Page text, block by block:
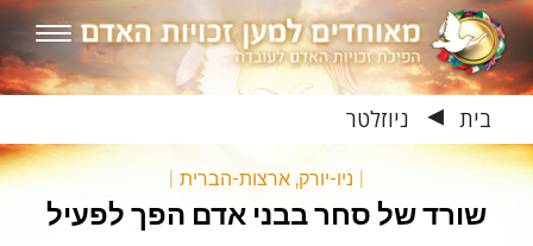
בית ▶ ניוזלטר
ניו-יורק, ארצות-הברית
שורד של סחר בבני אדם הפך לפעיל